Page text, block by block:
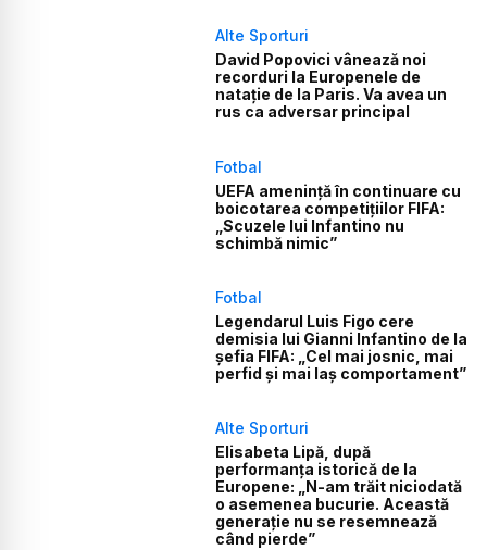
Alte Sporturi
David Popovici vânează noi
recorduri la Europenele de
natație de la Paris. Va avea un
rus ca adversar principal
Fotbal
UEFA amenință în continuare cu
boicotarea competițiilor FIFA:
„Scuzele lui Infantino nu
schimbă nimic”
Fotbal
Legendarul Luis Figo cere
demisia lui Gianni Infantino de la
șefia FIFA: „Cel mai josnic, mai
perfid și mai laș comportament”
Alte Sporturi
Elisabeta Lipă, după
performanța istorică de la
Europene: „N-am trăit niciodată
o asemenea bucurie. Această
generație nu se resemnează
când pierde”